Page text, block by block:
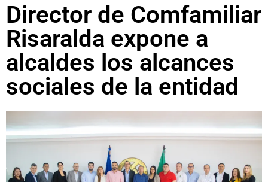
Director de Comfamiliar
Risaralda expone a
alcaldes los alcances
sociales de la entidad